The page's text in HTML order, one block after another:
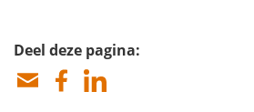
Deel deze pagina: